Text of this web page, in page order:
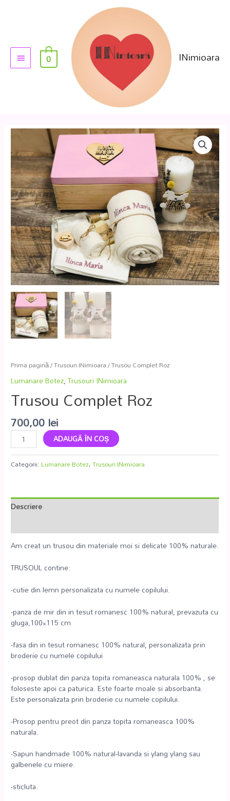
INimioara
0
Prima pagină/Trusouri INimioara/ Trusou Complet Roz
Lumanare Botez,Trusouri INimioara
Trusou Complet Roz
700,00 lei
ADAUGĂ ÎN COȘ
Categorii:Lumanare Botez,Trusouri INimioara
Descriere
Am creat un trusou din materiale moi si delicate 100% naturale.
TRUSOUL contine:
-cutie din lemn personalizata cu numele copilului.
-panza de mir din in tesut romanesc 100% natural, prevazuta cu
gluga,100×115 cm
-fasa din in tesut romanesc 100% natural, personalizata prin
broderie cu numele copilului
-prosop dublat din panza topita romaneasca naturala 100% , se
foloseste apoi ca paturica. Este foarte moale si absorbanta.
Este personalizata prin broderie cu numele copilului.
-Prosop pentru preot din panza topita romaneasca 100%
naturala.
-Sapun handmade 100% natural-lavanda si ylang ylang sau
galbenele cu miere.
-sticluta.